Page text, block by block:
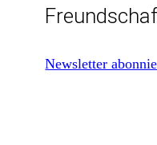
Newsletter